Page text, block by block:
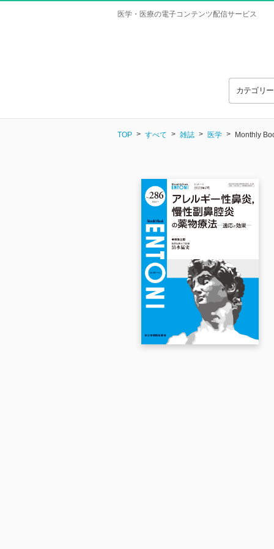
医学・医療の電子コンテンツ配信サービス
カテゴリ
TOP すべて 雑誌 医学 Monthly